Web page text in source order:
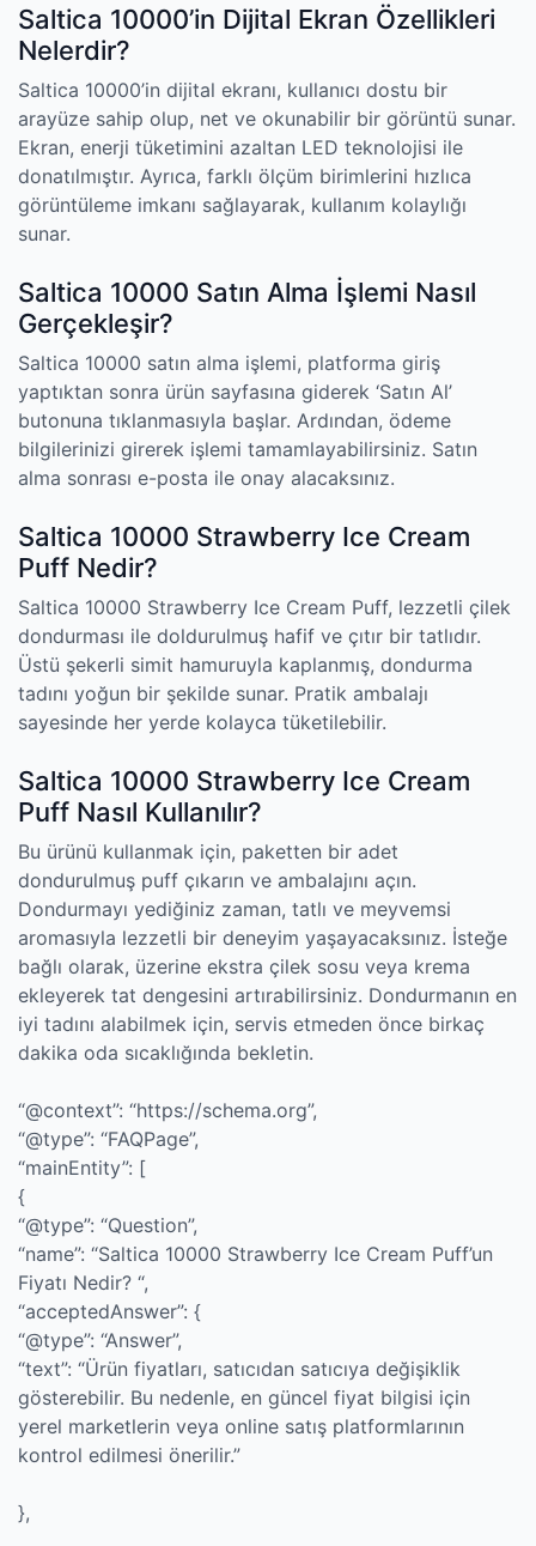
Saltica 10000’in Dijital Ekran Özellikleri
Nelerdir?
Saltica 10000’in dijital ekranı, kullanıcı dostu bir
arayüze sahip olup, net ve okunabilir bir görüntü sunar.
Ekran, enerji tüketimini azaltan LED teknolojisi ile
donatılmıştır. Ayrıca, farklı ölçüm birimlerini hızlıca
görüntüleme imkanı sağlayarak, kullanım kolaylığı
sunar.
Saltica 10000 Satın Alma İşlemi Nasıl
Gerçekleşir?
Saltica 10000 satın alma işlemi, platforma giriş
yaptıktan sonra ürün sayfasına giderek ‘Satın Al’
butonuna tıklanmasıyla başlar. Ardından, ödeme
bilgilerinizi girerek işlemi tamamlayabilirsiniz. Satın
alma sonrası e-posta ile onay alacaksınız.
Saltica 10000 Strawberry Ice Cream
Puff Nedir?
Saltica 10000 Strawberry Ice Cream Puff, lezzetli çilek
dondurması ile doldurulmuş hafif ve çıtır bir tatlıdır.
Üstü şekerli simit hamuruyla kaplanmış, dondurma
tadını yoğun bir şekilde sunar. Pratik ambalajı
sayesinde her yerde kolayca tüketilebilir.
Saltica 10000 Strawberry Ice Cream
Puff Nasıl Kullanılır?
Bu ürünü kullanmak için, paketten bir adet
dondurulmuş puff çıkarın ve ambalajını açın.
Dondurmayı yediğiniz zaman, tatlı ve meyvemsi
aromasıyla lezzetli bir deneyim yaşayacaksınız. İsteğe
bağlı olarak, üzerine ekstra çilek sosu veya krema
ekleyerek tat dengesini artırabilirsiniz. Dondurmanın en
iyi tadını alabilmek için, servis etmeden önce birkaç
dakika oda sıcaklığında bekletin.
“@context”: “https://schema.org”,
“@type”: “FAQPage”,
“mainEntity”: [
{
“@type”: “Question”,
“name”: “Saltica 10000 Strawberry Ice Cream Puff’un
Fiyatı Nedir? “,
“acceptedAnswer”: {
“@type”: “Answer”,
“text”: “Ürün fiyatları, satıcıdan satıcıya değişiklik
gösterebilir. Bu nedenle, en güncel fiyat bilgisi için
yerel marketlerin veya online satış platformlarının
kontrol edilmesi önerilir.”
},